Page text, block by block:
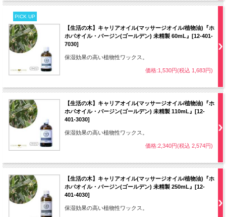
PICK UP
【生活の木】キャリアオイル(マッサージオイル/植物油)『ホ
ホバオイル・バージン(ゴールデン) 未精製 60mL』[12-401-
7030]
保湿効果の高い植物性ワックス。
価格:1,530円(税込 1,683円)
【生活の木】キャリアオイル(マッサージオイル/植物油)『ホ
ホバオイル・バージン(ゴールデン) 未精製 110mL』[12-
401-3030]
保湿効果の高い植物性ワックス。
価格:2,340円(税込 2,574円)
【生活の木】キャリアオイル(マッサージオイル/植物油)『ホ
ホバオイル・バージン(ゴールデン) 未精製 250mL』[12-
401-4030]
保湿効果の高い植物性ワックス。